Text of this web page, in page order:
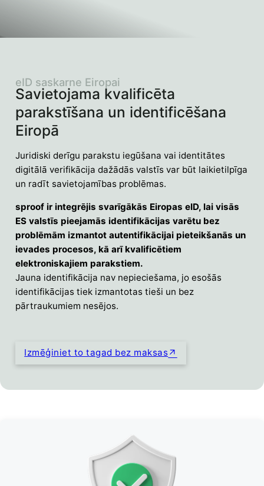
Savietojama kvalificēta
parakstīšana un identificēšana
Eiropā
eID saskarne Eiropai
Juridiski derīgu parakstu iegūšana vai identitātes
digitālā verifikācija dažādās valstīs var būt laikietilpīga
un radīt savietojamības problēmas.
sproof ir integrējis svarīgākās Eiropas eID, lai visās
ES valstīs pieejamās identifikācijas varētu bez
problēmām izmantot autentifikācijai pieteikšanās un
ievades procesos, kā arī kvalificētiem
elektroniskajiem parakstiem.
Jauna identifikācija nav nepieciešama, jo esošās
identifikācijas tiek izmantotas tieši un bez
pārtraukumiem nesējos.
Izmēģiniet to tagad bez maksas